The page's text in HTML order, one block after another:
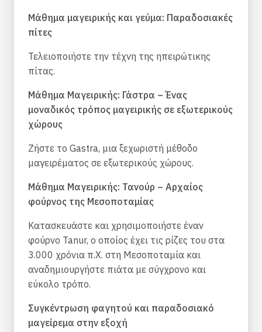
Μάθημα μαγειρικής και γεύμα: Παραδοσιακές
πίτες
Τελειοποιήστε την τέχνη της ηπειρώτικης
πίτας.
Μάθημα Μαγειρικής: Γάστρα – Ένας
μοναδικός τρόπος μαγειρικής σε εξωτερικούς
χώρους
Ζήστε το Gastra, μια ξεχωριστή μέθοδο
μαγειρέματος σε εξωτερικούς χώρους.
Μάθημα Μαγειρικής: Τανούρ – Αρχαίος
φούρνος της Μεσοποταμίας
Κατασκευάστε και χρησιμοποιήστε έναν
φούρνο Tanur, ο οποίος έχει τις ρίζες του στα
3.000 χρόνια π.Χ. στη Μεσοποταμία και
αναδημιουργήστε πιάτα με σύγχρονο και
εύκολο τρόπο.
Συγκέντρωση φαγητού και παραδοσιακό
μαγείρεμα στην εξοχή